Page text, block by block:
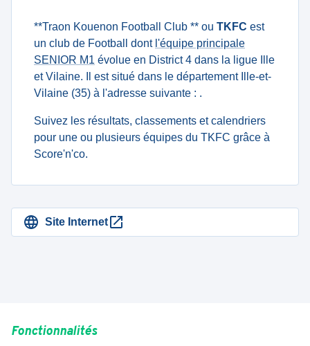
**Traon Kouenon Football Club ** ou TKFC est
un club de Football dont l'équipe principale
SENIOR M1 évolue en District 4 dans la ligue Ille
et Vilaine. Il est situé dans le département Ille-et-
Vilaine (35) à l'adresse suivante : .
Suivez les résultats, classements et calendriers
pour une ou plusieurs équipes du TKFC grâce à
Score'n'co.
Site Internet
Fonctionnalités